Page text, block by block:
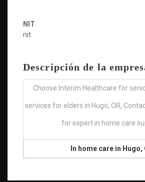
NIT
nit
Descripción de la
Choose Interim Healthcare for
services for elders in Hugo, OR,
for expert in home care
In home care in Hugo,